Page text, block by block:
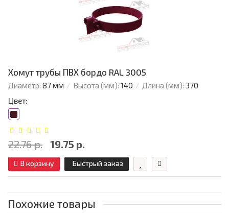
Хомут трубы ПВХ бордо RAL 3005
Диаметр: 87 мм Высота (мм): 140 Длина (мм): 370
Цвет:
22.76 р. 19.75 р.
В корзину Быстрый заказ
Похожие товары